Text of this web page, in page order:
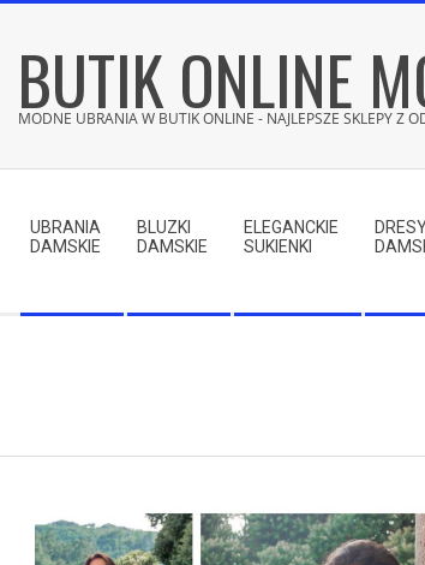
contentBUTIK ONLINE
MODNE UBRANIA W BUTIK ONLINE - NAJLEPSZE SKLEPY Z
Menu
UBRANIA
DAMSKIE
BLUZKI
DAMSKIE
ELEGANCKIE
SUKIENKI